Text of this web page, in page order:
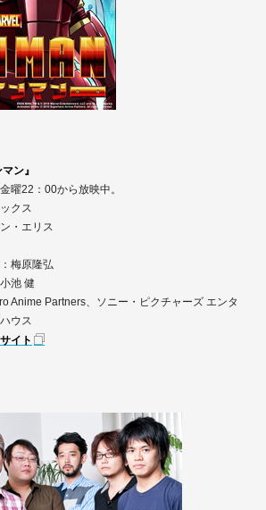
ン』
曜22：00から放映中。
クス
・エリス
梅原隆弘
池 健
Anime Partners、ソニー・ピクチャーズ エンタ
ウス
イト